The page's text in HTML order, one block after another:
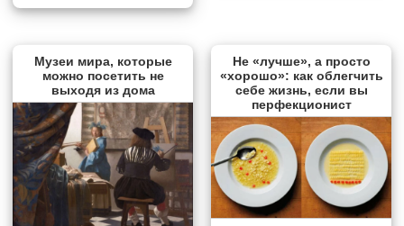
Музеи мира, которые
можно посетить не
выходя из дома
Не «лучше», а просто
«хорошо»: как облегчить
себе жизнь, если вы
перфекционист